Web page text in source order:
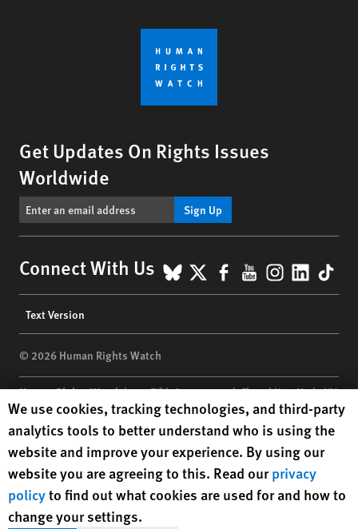
Get Updates On Rights Issues
Worldwide
Sign Up
Connect With Us BlueSky
X Facebook
YouTube
menu
Text Version
© 2026 Human Rights Watch
Human Rights Watch| 350 Fifth Avenue, 34th Floor | New York,NY
10118-3299USA|t 1.212.290.4700
Human Rights Watchis a 501(C)(3) nonprofit registered in the US
under EIN: 13-2875808
Human Rights Watch cookie preferences
We use cookies, tracking technologies, and third-party
analytics tools to better understand who is using the
website and improve your experience. By using our
website you are agreeing to this. Read ourprivacy
policyto find out what cookies are used for and how to
change your settings.